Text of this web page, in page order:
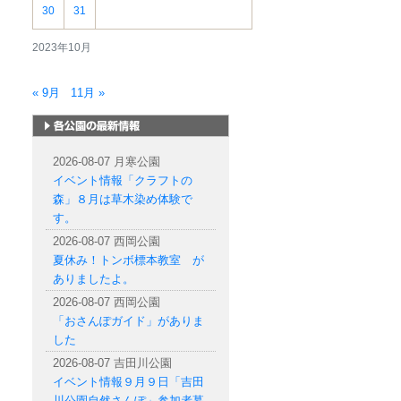
2023年10月
30 31
« 9月 11月 »
2026-08-07 月寒公園
イベント情報「クラフトの
森」８月は草木染め体験で
す。
2026-08-07 西岡公園
夏休み！トンボ標本教室 が
ありましたよ。
2026-08-07 西岡公園
「おさんぽガイド」がありま
した
2026-08-07 吉田川公園
イベント情報９月９日「吉田